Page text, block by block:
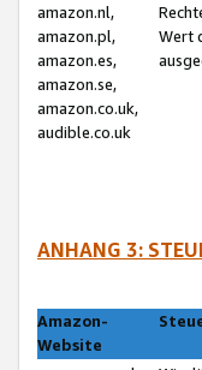
amazon.nl,
amazon.pl,
amazon.es,
amazon.se,
amazon.co.uk,
audible.co.uk
Wert
ANHANG 3:
Amazon-
Website